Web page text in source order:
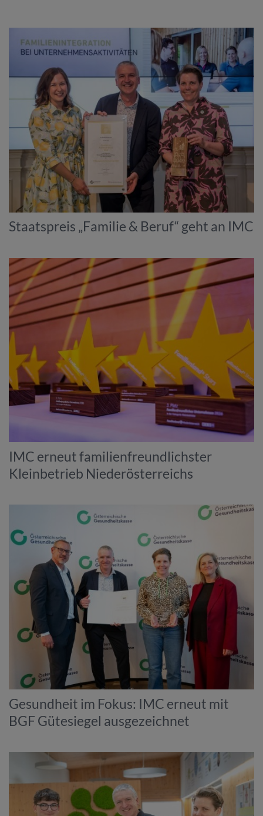
Staatspreis „Familie & Beruf“ geht an IMC
IMC erneut familienfreundlichster
Kleinbetrieb Niederösterreichs
Gesundheit im Fokus: IMC erneut mit
BGF Gütesiegel ausgezeichnet